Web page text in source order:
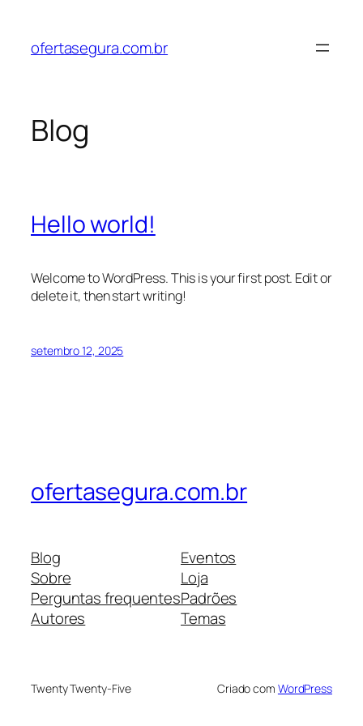
ofertasegura.com.br
Blog
Hello world!
Welcome to WordPress. This is your first post. Edit or
delete it, then start writing!
setembro 12, 2025
ofertasegura.com.br
Blog
Sobre
Perguntas frequentes
Autores
Eventos
Loja
Padrões
Temas
Twenty Twenty-Five Criado com WordPress